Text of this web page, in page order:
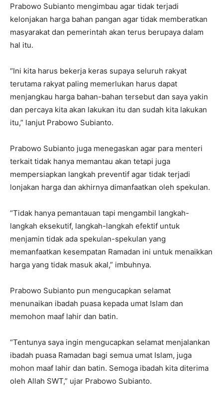
Prabowo Subianto mengimbau agar tidak terjadi
kelonjakan harga bahan pangan agar tidak memberatkan
masyarakat dan pemerintah akan terus berupaya dalam
hal itu.
“Ini kita harus bekerja keras supaya seluruh rakyat
terutama rakyat paling memerlukan harus dapat
menjangkau harga bahan-bahan tersebut dan saya yakin
dan percaya kita akan lakukan itu dan sudah kita lakukan
itu,” lanjut Prabowo Subianto.
Prabowo Subianto juga menegaskan agar para menteri
terkait tidak hanya memantau akan tetapi juga
mempersiapkan langkah preventif agar tidak terjadi
lonjakan harga dan akhirnya dimanfaatkan oleh spekulan.
“Tidak hanya pemantauan tapi mengambil langkah-
langkah eksekutif, langkah-langkah efektif untuk
menjamin tidak ada spekulan-spekulan yang
memanfaatkan kesempatan Ramadan ini untuk menaikkan
harga yang tidak masuk akal,” imbuhnya.
Prabowo Subianto pun mengucapkan selamat
menunaikan ibadah puasa kepada umat Islam dan
memohon maaf lahir dan batin.
“Tentunya saya ingin mengucapkan selamat menjalankan
ibadah puasa Ramadan bagi semua umat Islam, juga
mohon maaf lahir dan batin. Semoga ibadah kita diterima
oleh Allah SWT,” ujar Prabowo Subianto.